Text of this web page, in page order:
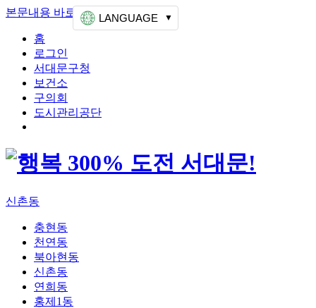
본문내용 바로가기 상단메뉴 가기
홈
로그인
서대문구청
보건소
구의회
도시관리공단
신촌동
충현동
천연동
북아현동
신촌동
연희동
홍제1동
LANGUAGE